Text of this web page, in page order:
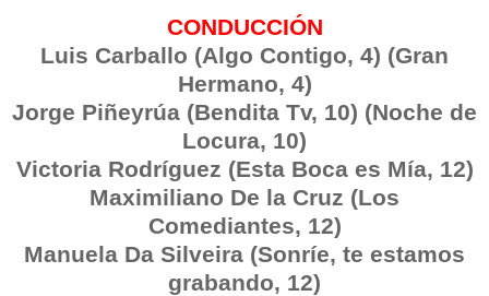
CONDUCCIÓN
Luis Carballo (Algo Contigo, 4) (Gran
Hermano, 4)
Jorge Piñeyrúa (Bendita Tv, 10) (Noche de
Locura, 10)
Victoria Rodríguez (Esta Boca es Mía, 12)
Maximiliano De la Cruz (Los
Comediantes, 12)
Manuela Da Silveira (Sonríe, te estamos
grabando, 12)